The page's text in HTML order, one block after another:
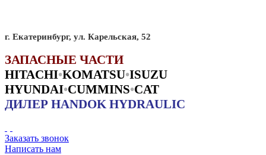
г. Екатеринбург, ул. Карельская, 52
ЗАПАСНЫЕ ЧАСТИ
HITACHI•KOMATSU•ISUZU
HYUNDAI•CUMMINS•CAT
ДИЛЕР HANDOK HYDRAULIC
Заказать звонок
Написать нам